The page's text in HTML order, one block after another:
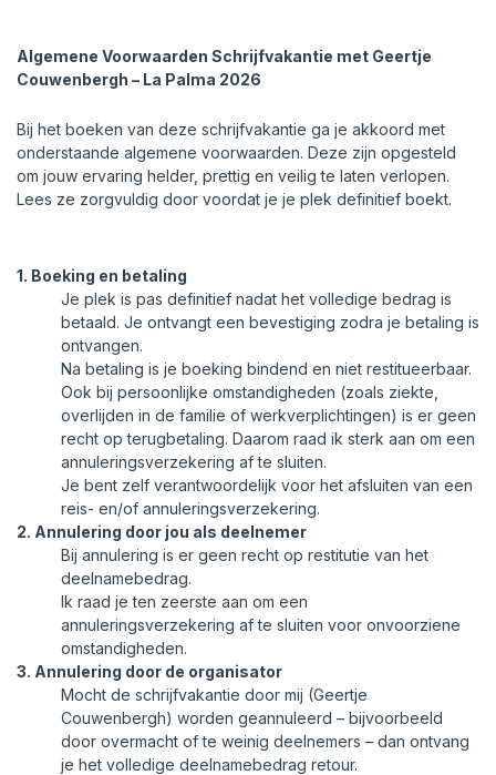
Algemene Voorwaarden Schrijfvakantie met Geertje
Couwenbergh – La Palma 2026
Bij het boeken van deze schrijfvakantie ga je akkoord met
onderstaande algemene voorwaarden. Deze zijn opgesteld
om jouw ervaring helder, prettig en veilig te laten verlopen.
Lees ze zorgvuldig door voordat je je plek definitief boekt.
1. Boeking en betaling
Je plek is pas definitief nadat het volledige bedrag is
betaald. Je ontvangt een bevestiging zodra je betaling is
ontvangen.
Na betaling is je boeking bindend en niet restitueerbaar.
Ook bij persoonlijke omstandigheden (zoals ziekte,
overlijden in de familie of werkverplichtingen) is er geen
recht op terugbetaling. Daarom raad ik sterk aan om een
annuleringsverzekering af te sluiten.
Je bent zelf verantwoordelijk voor het afsluiten van een
reis- en/of annuleringsverzekering.
2. Annulering door jou als deelnemer
Bij annulering is er geen recht op restitutie van het
deelnamebedrag.
Ik raad je ten zeerste aan om een
annuleringsverzekering af te sluiten voor onvoorziene
omstandigheden.
3. Annulering door de organisator
Mocht de schrijfvakantie door mij (Geertje
Couwenbergh) worden geannuleerd – bijvoorbeeld
door overmacht of te weinig deelnemers – dan ontvang
je het volledige deelnamebedrag retour.